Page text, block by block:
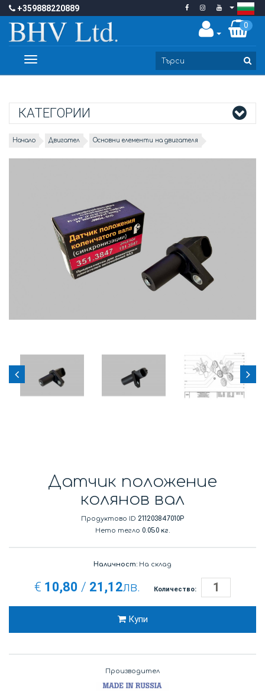
+359888220889
0
Toggle
КАТЕГОРИИ
Начало Двигател Основни елементи на двигателя
Датчик положение
колянов вал
Продуктово ID 211203847010P
Нето тегло 0.050 кг.
Наличност: На склад
€ 10,80 / 21,12лв. Количество:
Купи
Производител